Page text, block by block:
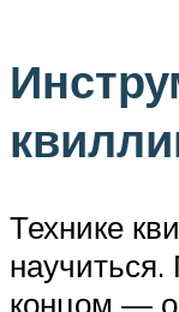
Технике
концом —